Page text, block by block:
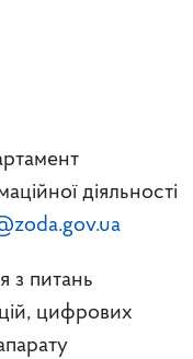
діяльності
з питань
цифрових